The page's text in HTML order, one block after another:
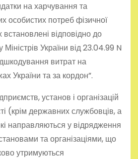
на харчування та
особистих потреб фізичної
відповідно до
Міністрів України від 23.04.99 N
витрат на
України та за кордон”.
установ і організацій
(крім державних службовців, а
направляються у відрядження
та організаціями, що
утримуються